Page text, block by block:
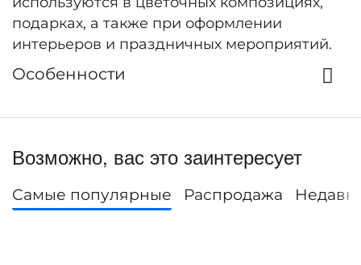
подарках, а также при оформлении
интерьеров и праздничных мероприятий.
Особенности
Возможно, вас это заинтересует
Самые популярные Распродажа